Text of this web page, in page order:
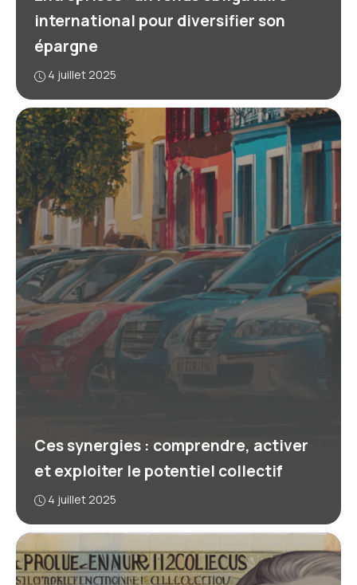
international pour diversifier son
épargne
4 juillet 2025
Ces synergies : comprendre, activer
et exploiter le potentiel collectif
4 juillet 2025